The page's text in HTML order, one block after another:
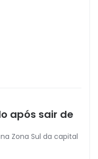
após sair de
Zona Sul da capital